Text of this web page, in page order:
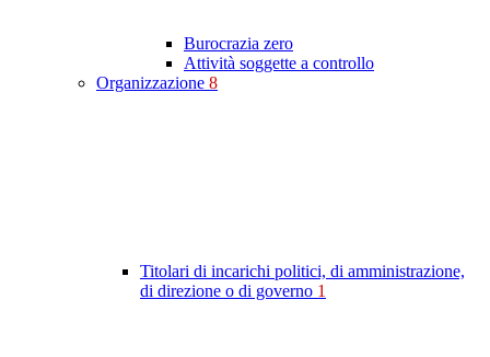
Burocrazia zero
Attività soggette a controllo
Organizzazione 8
Titolari di incarichi politici, di amministrazione,
di direzione o di governo 1